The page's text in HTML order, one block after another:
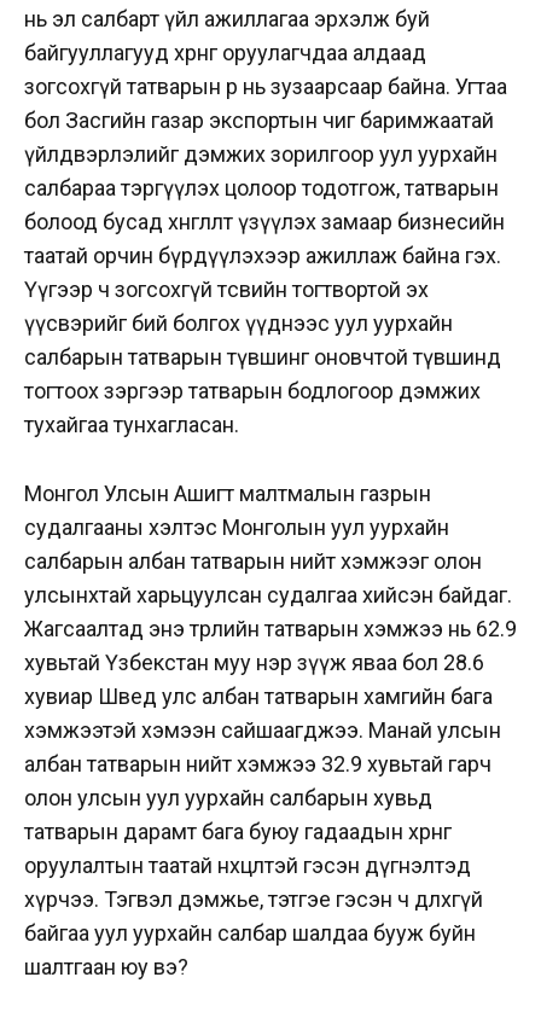
нь эл салбарт үйл ажиллагаа эрхэлж буй
байгууллагууд хөрөнгө оруулагчдаа алдаад
зогсохгүй татварын өр нь зузаарсаар байна. Угтаа
бол Засгийн газар экспортын чиг баримжаатай
үйлдвэрлэлийг дэмжих зорилгоор уул уурхайн
салбараа тэргүүлэх цолоор тодотгож, татварын
болоод бусад хөнгөлөлт үзүүлэх замаар бизнесийн
таатай орчин бүрдүүлэхээр ажиллаж байна гэх.
Үүгээр ч зогсохгүй төсвийн тогтвортой эх
үүсвэрийг бий болгох үүднээс уул уурхайн
салбарын татварын түвшинг оновчтой түвшинд
тогтоох зэргээр татварын бодлогоор дэмжих
тухайгаа тунхагласан.
Монгол Улсын Ашигт малтмалын газрын
судалгааны хэлтэс Монголын уул уурхайн
салбарын албан татварын нийт хэмжээг олон
улсынхтай харьцуулсан судалгаа хийсэн байдаг.
Жагсаалтад энэ төрлийн татварын хэмжээ нь 62.9
хувьтай Үзбекстан муу нэр зүүж яваа бол 28.6
хувиар Швед улс албан татварын хамгийн бага
хэмжээтэй хэмээн сайшаагджээ. Манай улсын
албан татварын нийт хэмжээ 32.9 хувьтай гарч
олон улсын уул уурхайн салбарын хувьд
татварын дарамт бага буюу гадаадын хөрөнгө
оруулалтын таатай нөхцөлтэй гэсэн дүгнэлтэд
хүрчээ. Тэгвэл дэмжье, тэтгэе гэсэн ч өөдлөхгүй
байгаа уул уурхайн салбар шалдаа бууж буйн
шалтгаан юу вэ?